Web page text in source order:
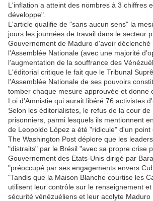
L'inflation a atteint des nombres à 3 chiffres
développe".
L'article qualifie de "sans aucun sens" la
jours les journées de travail dans le secteur
Gouvernement de Maduro d'avoir
l'Assemblée Nationale (avec une majorité
l'augmentation de la souffrance des
L'éditorial critique le fait que le Tribunal
l'Assemblée Nationale de ses pouvoirs
tomber chaque mesure approuvée et donne
Loi d'Amnistie qui aurait libéré 76 activistes
Selon les éditorialistes, le refus de la cour de
prisonniers, parmi lesquels ils mentionnent
de Leopoldo López a été "ridicule" d'un point
The Washington Post déplore que les
"distraits" par le Brésil "avec sa propre crise
Gouvernement des Etats-Unis dirigé par
"préoccupé par ses engagements envers
"Tandis que la Maison Blanche courtise les
utilisent leur contrôle sur le renseignement
sécurité vénézuéliens et leur acolyte